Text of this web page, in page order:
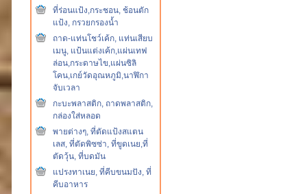
ที่ร่อนแป้ง,กระชอน, ช้อนตัก
แป้ง, กรวยกรองน้ำ
ถาด-แท่นโชว์เค้ก, แท่นเสียบ
เมนู, แป้นแต่งเค้ก,แผ่นเทฟ
ล่อน,กระดาษไข,แผ่นซิลิ
โคน,เกย์วัดอุณหภูมิ,นาฬิกา
จับเวลา
กะบะพลาสติก, ถาดพลาสติก,
กล่องใส่หลอด
พายต่างๆ, ที่ตัดแป้งสแตน
เลส, ที่ตัดพิซซ่า, ที่ขูดเนย,ที่
ตัดวุ้น, ที่บดมัน
แปรงทาเนย, ที่คีบขนมปัง, ที่
คีบอาหาร